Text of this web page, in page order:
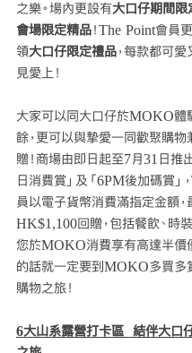
之樂。場內更設有大口仔期間限
會場限定精品！The Point會員
領大口仔限定禮品，每款都可
見愛上！
大家可以同大口仔於MOKO體
餘，更可以與摯愛一同歡聚購物
贈！商場由即日起至7月31日推
日消費賞」及「6PM後加碼賞」
員以電子貨幣消費滿指定金額
HK$1,100回贈，包括餐飲、時裝
您於MOKO消費享有高達半價
的話就一定要到MOKO多買多
購物之旅！
6大山系露營打卡區  結伴大口